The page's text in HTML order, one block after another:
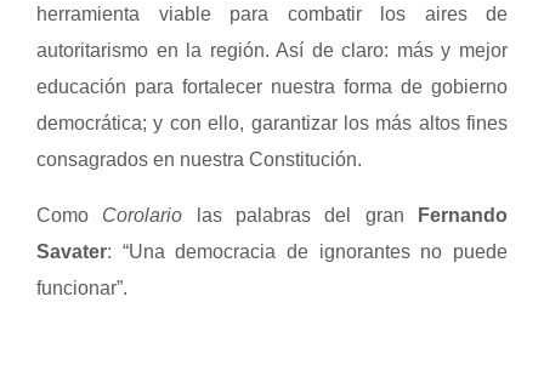
herramienta viable para combatir los aires de
autoritarismo en la región. Así de claro: más y mejor
educación para fortalecer nuestra forma de gobierno
democrática; y con ello, garantizar los más altos fines
consagrados en nuestra Constitución.
Como Corolario las palabras del gran
Fernando
Savater: “Una democracia de ignorantes no puede
funcionar”.